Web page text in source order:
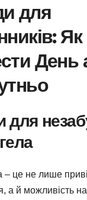
для
Як
День
для
– це не лише
а й можливість